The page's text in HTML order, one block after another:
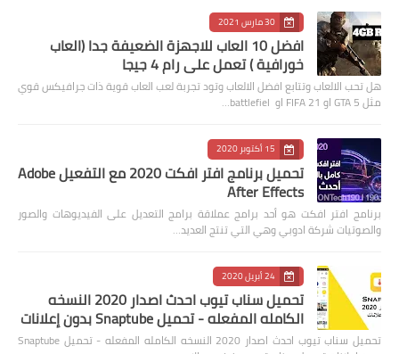
30 مارس 2021
افضل 10 العاب للاجهزة الضعيفة جدا (العاب
خورافية ) تعمل على رام 4 جيجا
هل تحب الالعاب وتتابع افضل الالعاب وتود تجربة لعب العاب قوية ذات جرافيكس قوي
مثل GTA 5 او FIFA 21 او battlefiel…
15 أكتوبر 2020
تحميل برنامج افتر افكت 2020 مع التفعيل Adobe
After Effects
برنامج افتر افكت هو أحد برامج عملاقة برامج التعديل على الفيديوهات والصور
والصوتيات شركة ادوبي وهي التي تنتج العديد…
24 أبريل 2020
تحميل سناب تيوب احدث اصدار 2020 النسخه
الكامله المفعله - تحميل Snaptube بدون إعلانات
تحميل سناب تيوب احدث اصدار 2020 النسخه الكامله المفعله - تحميل Snaptube